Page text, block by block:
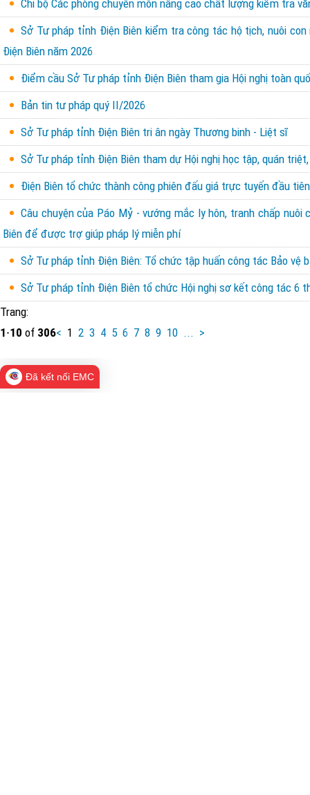
Chi bộ Các phòng chuyên môn nâng cao chất lượng kiểm tra
Sở Tư pháp tỉnh Điện Biên kiểm tra công tác hộ tịch, nuôi
Điện Biên năm 2026
Điểm cầu Sở Tư pháp tỉnh Điện Biên tham gia Hội nghị toàn
Bản tin tư pháp quý II/2026
Sở Tư pháp tỉnh Điện Biên tri ân ngày Thương binh - Liệt sĩ
Sở Tư pháp tỉnh Điện Biên tham dự Hội nghị học tập, quán
Điện Biên tổ chức thành công phiên đấu giá trực tuyến đầu
Câu chuyện của Páo Mỷ - vướng mắc ly hôn, tranh chấp
Biên để được trợ giúp pháp lý miễn phí
Sở Tư pháp tỉnh Điện Biên: Tổ chức tập huấn công tác Bảo vệ
Sở Tư pháp tỉnh Điện Biên tổ chức Hội nghị sơ kết công tác 6
Trang:
1-10 of 306< 1 2 3 4 5 6 7 8 9 10 ... >
Đã kết nối EMC